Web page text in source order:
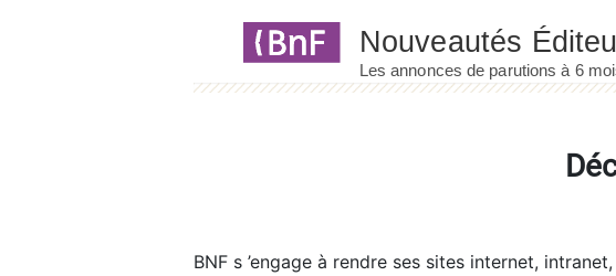
BNF s ’engage à rendre ses sites internet,